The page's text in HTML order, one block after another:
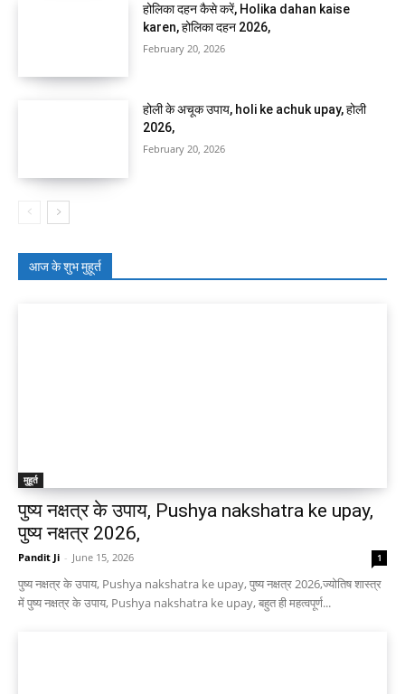
होलिका दहन कैसे करें, Holika dahan kaise
karen, होलिका दहन 2026,
February 20, 2026
होली के अचूक उपाय, holi ke achuk upay, होली
2026,
February 20, 2026
आज के शुभ मुहूर्त
मुहूर्त
पुष्य नक्षत्र के उपाय, Pushya nakshatra ke upay,
पुष्य नक्षत्र 2026,
Pandit Ji - June 15, 2026 1
पुष्य नक्षत्र के उपाय, Pushya nakshatra ke upay, पुष्य नक्षत्र 2026,ज्योतिष शास्त्र
में पुष्य नक्षत्र के उपाय, Pushya nakshatra ke upay, बहुत ही महत्वपूर्ण...